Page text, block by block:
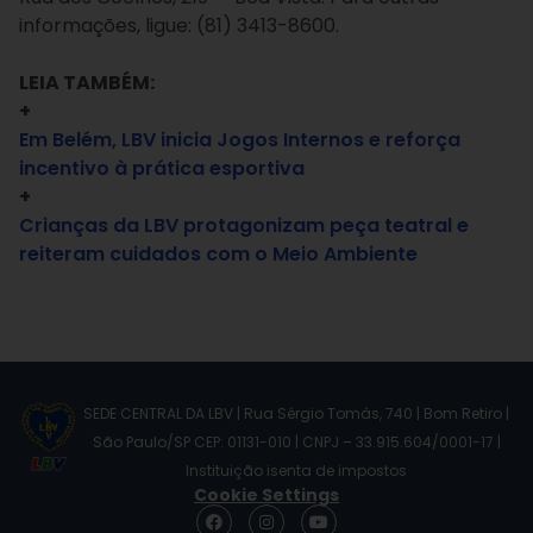
informações, ligue: (81) 3413-8600.
LEIA TAMBÉM:
+
Em Belém, LBV inicia Jogos Internos e reforça
incentivo à prática esportiva
+
Crianças da LBV protagonizam peça teatral e
reiteram cuidados com o Meio Ambiente
SEDE CENTRAL DA LBV | Rua Sérgio Tomás, 740 | Bom Retiro |
São Paulo/SP CEP: 01131-010 | CNPJ – 33.915.604/0001-17 |
Instituição isenta de impostos
Cookie Settings
F
I
Y